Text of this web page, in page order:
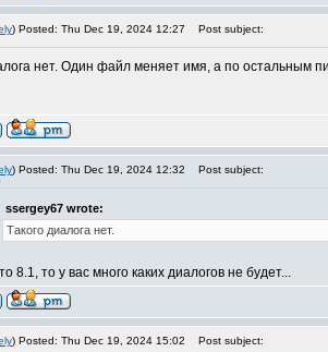
) Posted: Thu Dec 19, 2024 12:27 Post subject:
нет. Один файл меняет имя, а по
) Posted: Thu Dec 19, 2024 12:32 Post subject:
ssergey67 wrote:
Такого диалога нет.
8.1, то у вас много каких диалогов не будет...
) Posted: Thu Dec 19, 2024 15:02 Post subject: